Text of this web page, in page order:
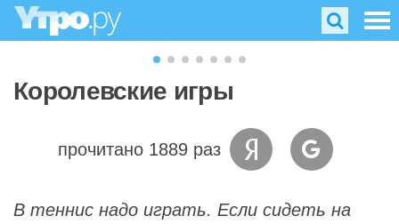
Королевские игры
прочитано 1889 раз
В теннис надо играть. Если сидеть на